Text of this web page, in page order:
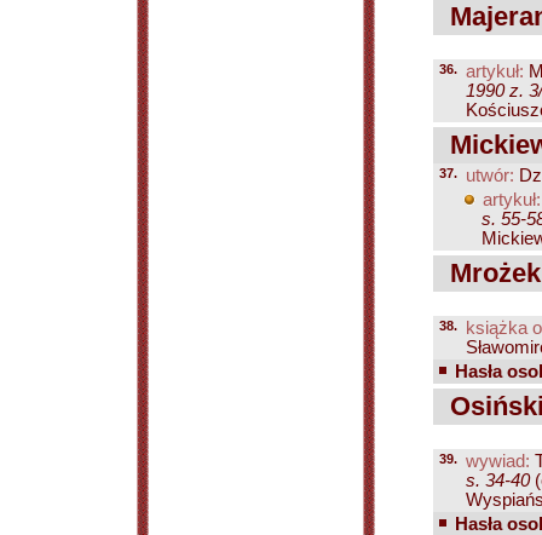
36. artykuł:
1990 z.
37. utwór:
artykuł:
s. 55-
38.
książka
Hasła
39. wywiad:
s. 34-40
Hasła